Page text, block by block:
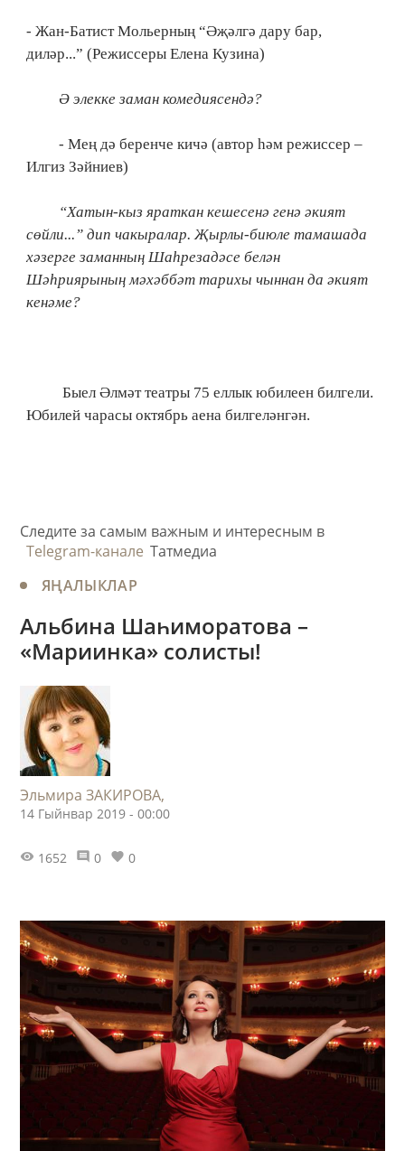
- Жан-Батист Мольерның “Әҗәлгә дару бар,
диләр...” (Режиссеры Елена Кузина)
Ә элекке заман комедиясендә?
- Мең дә беренче кичә (автор һәм режиссер –
Илгиз Зәйниев)
“Хатын-кыз яраткан кешесенә генә әкият
сөйли...” дип чакыралар. Җырлы-биюле тамашада
хәзерге заманның Шаһрезадәсе белән
Шәһриярының мәхәббәт тарихы чыннан да әкият
кенәме?
Быел Әлмәт театры 75 еллык юбилеен билгели.
Юбилей чарасы октябрь аена билгеләнгән.
Следите за самым важным и интересным в
Telegram-канале Татмедиа
ЯҢАЛЫКЛАР
​Альбина Шаһиморатова –
«Мариинка» солисты!
​Эльмира ЗАКИРОВА,
14 Гыйнвар 2019 - 00:00
1652 0 0